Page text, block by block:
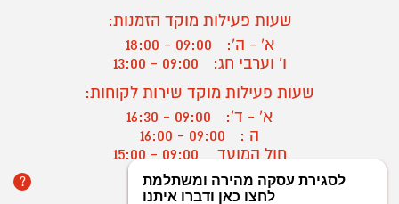
שעות פעילות מוקד הזמנות:
א' - ה':
09:00 - 18:00
ו' וערבי חג:
09:00 - 13:00
שעות פעילות מוקד שירות לקוחות:
א' - ד':
09:00 - 16:30
ה :
09:00 - 16:00
חול המועד
? יצירת קשר/ביטול הזמנה